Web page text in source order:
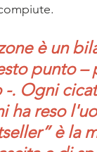
è un
punto –
. Ogni
ha reso
è la